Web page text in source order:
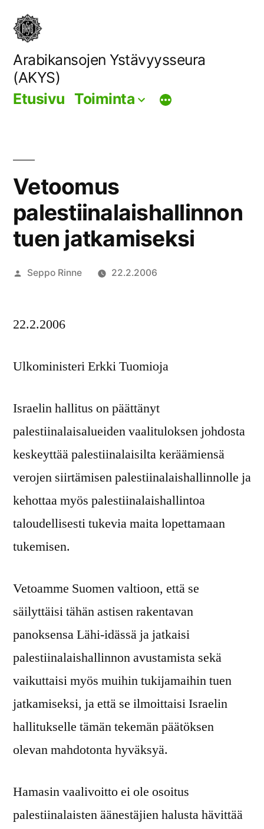
Siirry
sisältöön
Arabikansojen Ystävyysseura
(AKYS)
Etusivu Toiminta
Vetoomus
palestiinalaishallinnon
tuen jatkamiseksi
Artikkelin
Seppo Rinne 22.2.2006
22.2.2006
Ulkoministeri Erkki Tuomioja
Israelin hallitus on päättänyt
palestiinalaisalueiden vaalituloksen johdosta
keskeyttää palestiinalaisilta keräämiensä
verojen siirtämisen palestiinalaishallinnolle ja
kehottaa myös palestiinalaishallintoa
taloudellisesti tukevia maita lopettamaan
tukemisen.
Vetoamme Suomen valtioon, että se
säilyttäisi tähän astisen rakentavan
panoksensa Lähi-idässä ja jatkaisi
palestiinalaishallinnon avustamista sekä
vaikuttaisi myös muihin tukijamaihin tuen
jatkamiseksi, ja että se ilmoittaisi Israelin
hallitukselle tämän tekemän päätöksen
olevan mahdotonta hyväksyä.
Hamasin vaalivoitto ei ole osoitus
palestiinalaisten äänestäjien halusta hävittää